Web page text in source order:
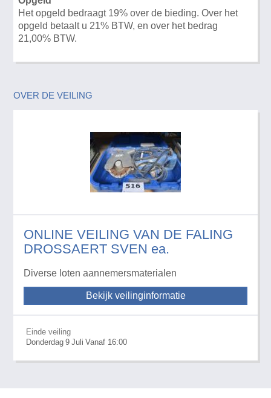
Het opgeld bedraagt 19% over de bieding. Over het
opgeld betaalt u 21% BTW, en over het bedrag
21,00% BTW.
OVER DE VEILING
ONLINE VEILING VAN DE FALING
DROSSAERT SVEN ea.
Diverse loten aannemersmaterialen
Bekijk veilinginformatie
Einde veiling
Donderdag 9 Juli Vanaf 16:00